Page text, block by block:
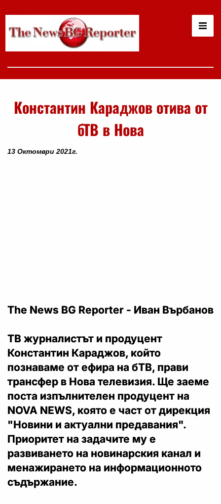
Константин Караджов отива от
бТВ в Нова
13 Октомври 2021г.
The News BG Reporter - Иван Върбанов
ТВ журналистът и продуцент
Константин Караджов, който
познаваме от ефира на бТВ, прави
трансфер в Нова телевизия. Ще заеме
поста изпълнителен продуцент на
NOVA NEWS, която е част от дирекция
"Новини и актуални предавания".
Приоритет на задачите му е
развиването на новинарския канал и
менажирането на информационното
съдържание.